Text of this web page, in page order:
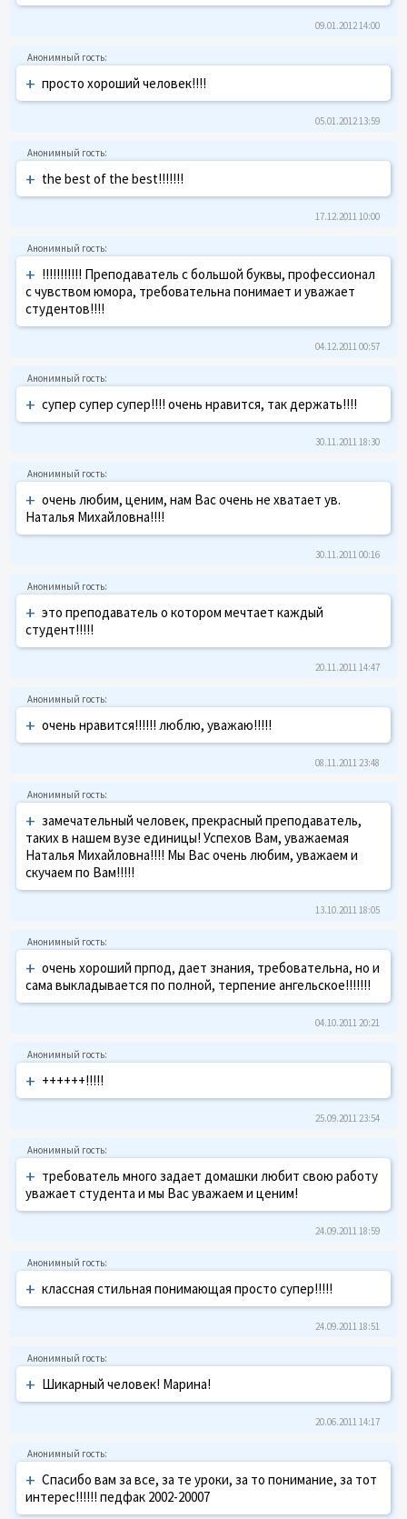
09.01.2012 14:00
+ просто хороший человек!!!!
05.01.2012 13:59
+ the best of the best!!!!!!!
17.12.2011 10:00
+ !!!!!!!!!!! Преподаватель с большой буквы, профессионал
с чувством юмора, требовательна понимает и уважает
студентов!!!!
04.12.2011 00:57
+ супер супер супер!!!! очень нравится, так держать!!!!
30.11.2011 18:30
+ очень любим, ценим, нам Вас очень не хватает ув.
Наталья Михайловна!!!!
30.11.2011 00:16
+ это преподаватель о котором мечтает каждый
студент!!!!!
20.11.2011 14:47
+ очень нравится!!!!!! люблю, уважаю!!!!!
08.11.2011 23:48
+ замечательный человек, прекрасный преподаватель,
таких в нашем вузе единицы! Успехов Вам, уважаемая
Наталья Михайловна!!!! Мы Вас очень любим, уважаем и
скучаем по Вам!!!!!
13.10.2011 18:05
+ очень хороший прпод, дает знания, требовательна, но и
сама выкладывается по полной, терпение ангельское!!!!!!!
04.10.2011 20:21
+ ++++++!!!!!
25.09.2011 23:54
+ требователь много задает домашки любит свою работу
уважает студента и мы Вас уважаем и ценим!
24.09.2011 18:59
+ классная стильная понимающая просто супер!!!!!
24.09.2011 18:51
+ Шикарный человек! Марина!
20.06.2011 14:17
+ Спасибо вам за все, за те уроки, за то понимание, за тот
интерес!!!!!! педфак 2002-20007